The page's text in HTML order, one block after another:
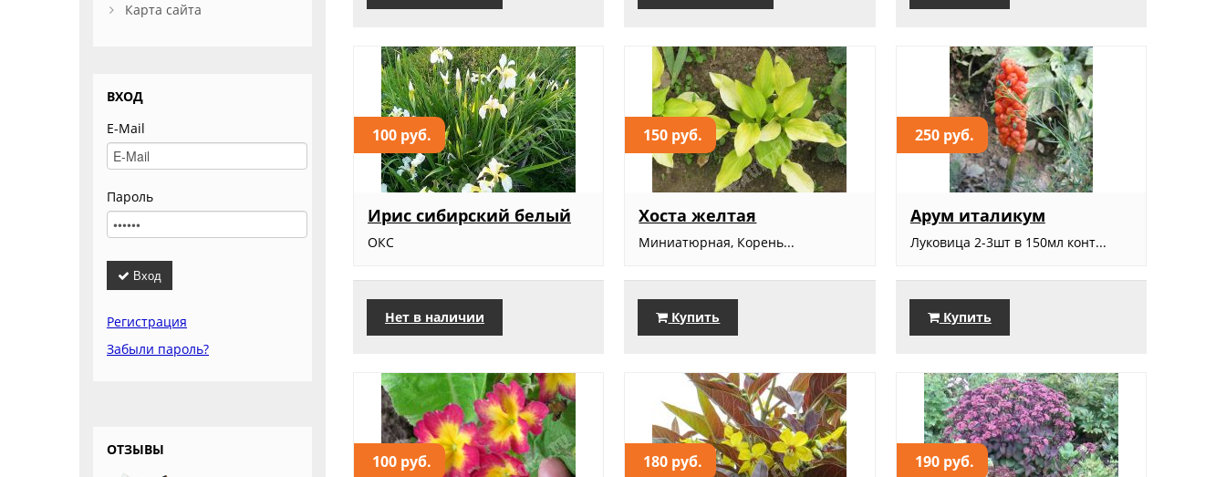
100 руб.
Ирис сибирский белый
ОКС
Нет в наличии
150 руб.
Хоста желтая
Миниатюрная, Корень...
Купить
250 руб.
Арум италикум
Луковица 2-3шт в 150мл конт...
Купить
100 руб. 180 руб. 190 руб.
Карта сайта
ВХОД
E-Mail
Пароль
Вход
Регистрация
Забыли пароль?
ОТЗЫВЫ